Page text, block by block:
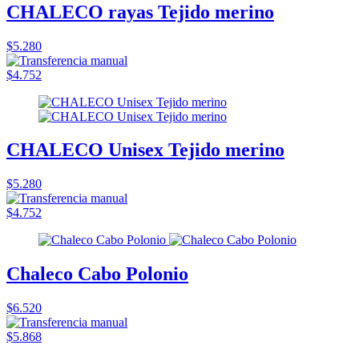
CHALECO rayas Tejido merino
$5.280
$4.752
CHALECO Unisex Tejido merino
$5.280
$4.752
Chaleco Cabo Polonio
$6.520
$5.868